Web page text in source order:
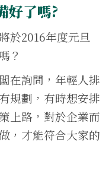
好了嗎?
於2016年度元旦
？
在詢問，年輕人排
規劃，有時想安排
上路，對於企業而
，才能符合大家的